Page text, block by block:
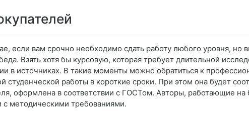
если вам срочно необходимо сдать работу любого уровня, но
Взять хотя бы курсовую, которая требует длительной
в источниках. В такие моменты можно обратиться к
студенческой работы в короткие сроки. При этом она будет
оформлена в соответствии с ГОСТом. Авторы, работающие
с методическими требованиями.